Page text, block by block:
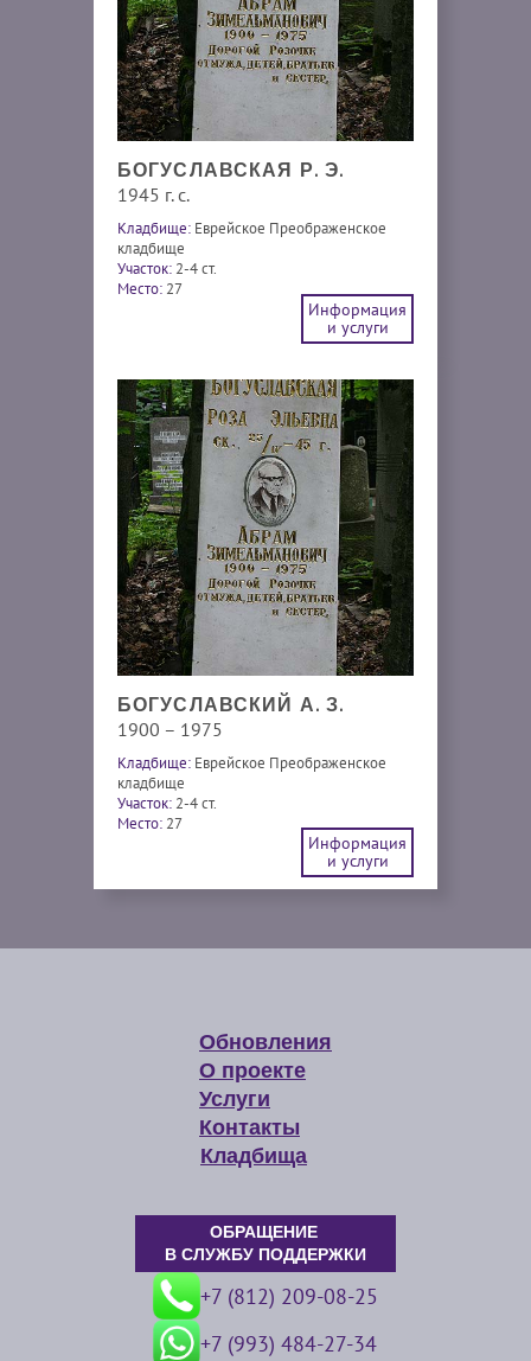
БОГУСЛАВСКАЯ Р. Э.
1945 г. с.
Кладбище: Еврейское Преображенское
кладбище
Участок: 2-4 ст.
Место: 27
Информация
и услуги
БОГУСЛАВСКИЙ А. З.
1900 – 1975
Кладбище: Еврейское Преображенское
кладбище
Участок: 2-4 ст.
Место: 27
Информация
и услуги
Обновления
О проекте
Услуги
Контакты
Кладбища
ОБРАЩЕНИЕ
В СЛУЖБУ ПОДДЕРЖКИ
+7 (812) 209-08-25
+7 (993) 484-27-34